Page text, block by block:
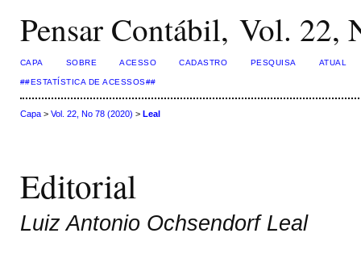
Pensar Contábil, Vol. 22,
CAPA SOBRE ACESSO CADASTRO PESQUISA ATUAL
##ESTATÍSTICA DE ACESSOS##
Capa> Vol. 22, No 78 (2020) > Leal
Editorial
Luiz Antonio Ochsendorf Leal